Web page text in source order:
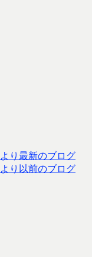
より最新のブログ
より以前のブログ